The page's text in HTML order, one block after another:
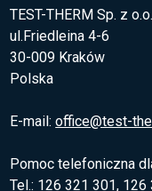
TEST-THERM Sp. z o.o.
ul.Friedleina 4-6
30-009 Kraków
Polska
E-mail:office@test-
Pomoc telefoniczna
Tel.: 126 321 301, 126